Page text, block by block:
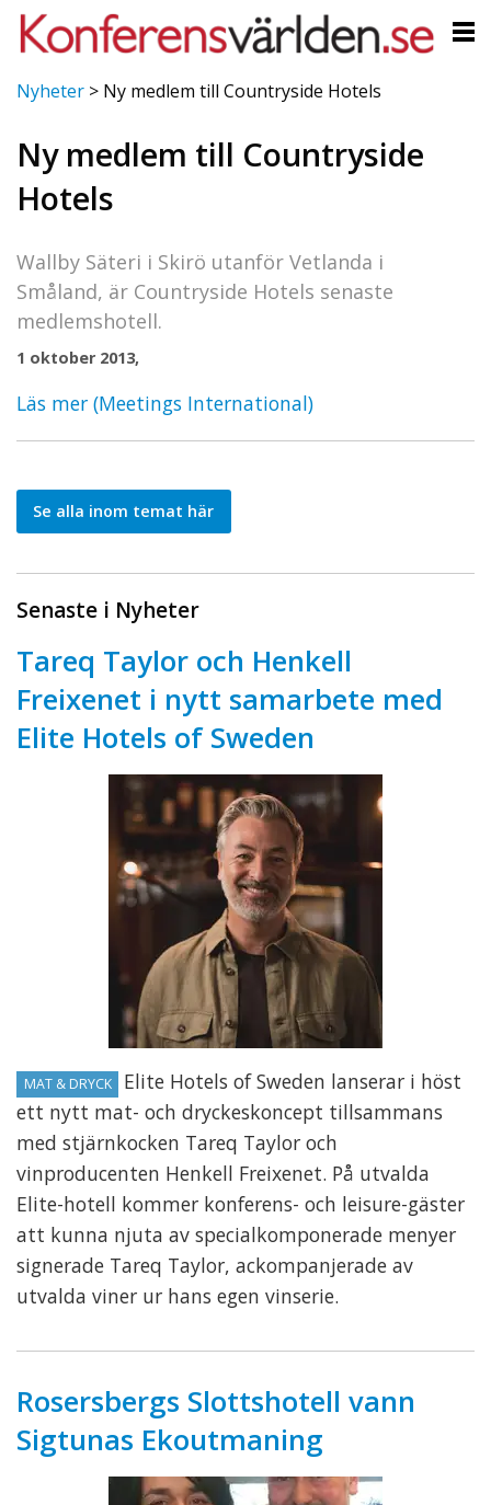
Nyheter > Ny medlem till Countryside Hotels
Ny medlem till Countryside
Hotels
Wallby Säteri i Skirö utanför Vetlanda i
Småland, är Countryside Hotels senaste
medlemshotell.
1 oktober 2013,
Läs mer (Meetings International)
Se alla inom temat här
Senaste i Nyheter
Tareq Taylor och Henkell
Freixenet i nytt samarbete med
Elite Hotels of Sweden
MAT & DRYCK
Elite Hotels of Sweden lanserar i höst
ett nytt mat- och dryckeskoncept tillsammans
med stjärnkocken Tareq Taylor och
vinproducenten Henkell Freixenet. På utvalda
Elite-hotell kommer konferens- och leisure-gäster
att kunna njuta av specialkomponerade menyer
signerade Tareq Taylor, ackompanjerade av
utvalda viner ur hans egen vinserie.
Rosersbergs Slottshotell vann
Sigtunas Ekoutmaning